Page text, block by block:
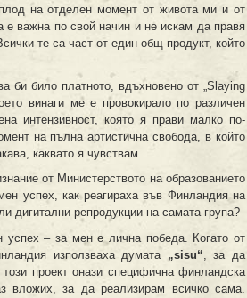
на отделен момент от живота ми и от
е важна по свой начин и не искам да правя
те са част от един общ продукт, който
би било платното, вдъхновено от „Slaying
винаги ме е провокирало по различен
интензивност, която я прави малко по-
на пълна артистична свобода, в който
каквато я чувствам.
от Министерството на образованието
успех, как реагираха във Финландия на
дигитални репродукции на самата група?
успех – за мен е лична победа. Когато от
използваха думата „sisu“, за да
проект онази специфична финландска
вложих, за да реализирам всичко сама.